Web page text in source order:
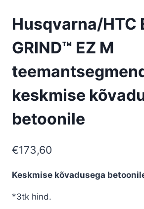
Husqvarna/HTC
GRIND™ EZ M
keskmise
betoonile
€173,60
Keskmise kõvadusega
*3tk hind.